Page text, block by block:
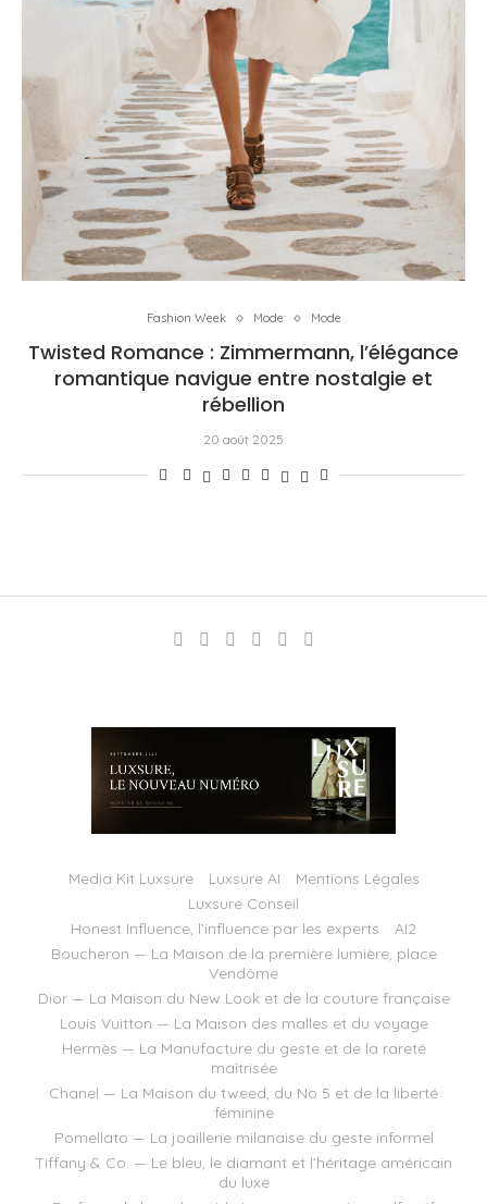
Fashion Week Mode Mode
Twisted Romance : Zimmermann, l’élégance
romantique navigue entre nostalgie et
rébellion
20 août 2025
Media Kit Luxsure Luxsure AI
Mentions Légales
Luxsure Conseil
Honest Influence, l’influence par les experts
AI2
Boucheron — La Maison de la première lumière, place
Vendôme
Dior — La Maison du New Look et de la couture française
Louis Vuitton — La Maison des malles et du voyage
Hermès — La Manufacture du geste et de la rareté
maîtrisée
Chanel — La Maison du tweed, du No 5 et de la liberté
féminine
Pomellato — La joaillerie milanaise du geste informel
Tiffany & Co. — Le bleu, le diamant et l’héritage américain
du luxe